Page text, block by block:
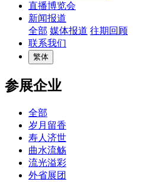
直播博览会
新闻报道
全部 媒体报道 往期回顾
联系我们
繁体
参展企业
全部
岁月留香
寿人济世
曲水流觞
流光溢彩
外省展团